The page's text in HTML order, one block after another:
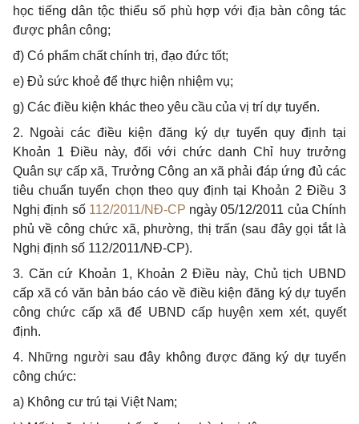
học tiếng dân tộc thiểu số phù hợp với địa bàn công tác
được phân công;
đ) Có phẩm chất chính trị, đạo đức tốt;
e) Đủ sức khoẻ để thực hiện nhiệm vụ;
g) Các điều kiện khác theo yêu cầu của vị trí dự tuyển.
2.
Ngoài các điều kiện đăng ký dự tuyển quy định tại
Khoản 1 Điều này, đối với chức danh Chỉ huy trưởng
Quân sự cấp xã, Trưởng Công an xã phải đáp ứng đủ các
tiêu chuẩn tuyển chọn theo quy định tại Khoản 2 Điều 3
Nghịđịnh số 112/2011/NĐ-CP ngày 05/12/2011 của Chính
phủ về công chức xã, phường, thị trấn (sau đây gọi tắt là
Nghị định số 112/2011/NĐ-CP).
3. Căn cứ Khoản 1, Khoản 2 Điều này, Chủ tịch UBND
cấp xã có văn bản báo cáo về điều kiện đăng ký dự tuyển
công chức cấp xã để UBND cấp huyện xem xét, quyết
định.
4. Những người sauđây không được đăng ký dự tuyển
công chức:
a) Không cư trú tại Việt Nam;